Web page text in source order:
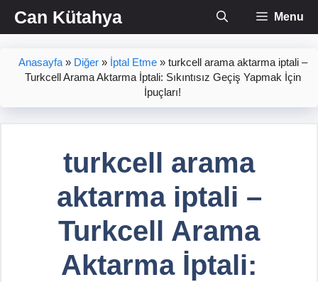
İçeriğe
atlaCan Kütahya Menu
Anasayfa» Diğer» İptal Etme» turkcell arama aktarma iptali –
Turkcell Arama Aktarma İptali: Sıkıntısız Geçiş Yapmak İçin
İpuçları!
turkcell arama
aktarma iptali –
Turkcell Arama
Aktarma İptali: